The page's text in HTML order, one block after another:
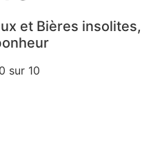
et Bières insolites,
sur 10